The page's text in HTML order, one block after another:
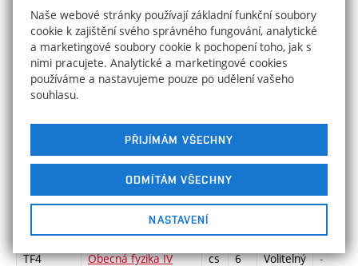
TFS
Numerické simulace
ve fyzice
cs 4 Volitelný
SOA
Obecná fyzika II
(Elektřina a
magnetismus)
cs
TF4 Obecná fyzika IV cs 6 Volitelný -
Naše webové stránky používají základní funkční soubory
cookie k zajištění svého správného fungování, analytické
a marketingové soubory cookie k pochopení toho, jak s
nimi pracujete. Analytické a marketingové cookies
používáme a nastavujeme pouze po udělení vašeho
souhlasu.
PŘIJÍMÁM VŠECHNY
ODMÍTÁM VŠECHNY
NASTAVENÍ